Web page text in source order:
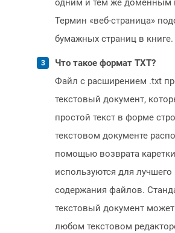
одним и тем же доменным
Термин «веб-страница»
бумажных страниц в книге.
Что такое формат TXT?
Файл с расширением .txt
текстовый документ,
простой текст в форме
текстовом документе
помощью возврата
используются для
содержания файлов.
текстовый документ
любом текстовом